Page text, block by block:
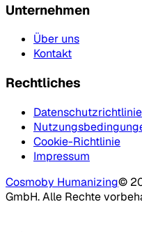
Unternehmen
Über uns
Kontakt
Rechtliches
Datenschutzrichtlinie
Cookie-Richtlinie
Impressum
Cosmoby Humanizing©
GmbH.Alle Rechte